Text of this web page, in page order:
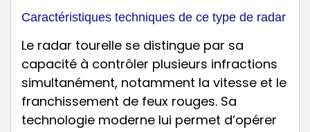
Caractéristiques techniques de ce type de radar
Le radar tourelle se distingue par sa
capacité à contrôler plusieurs infractions
simultanément, notamment la vitesse et le
franchissement de feux rouges. Sa
technologie moderne lui permet d’opérer